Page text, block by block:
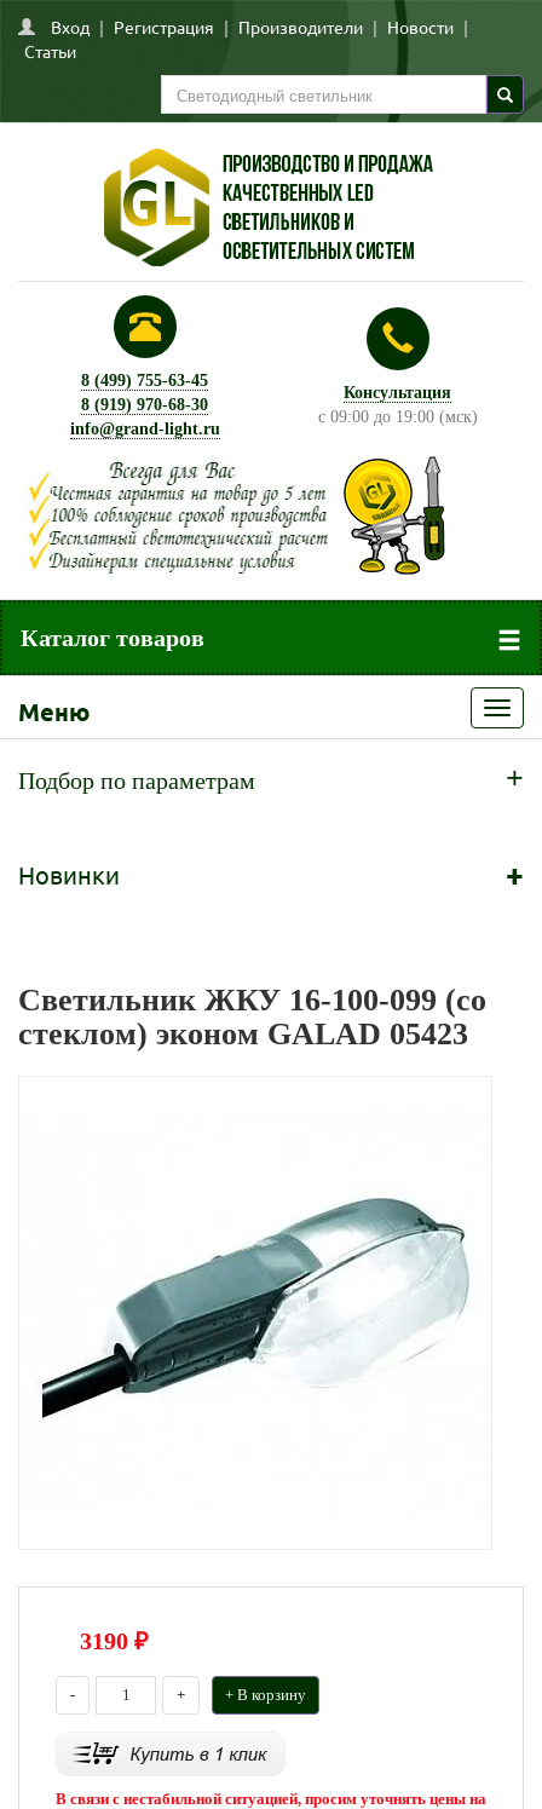
Вход | Регистрация | Производители | Новости |
Статьи
8 (499) 755-63-45
8 (919) 970-68-30
info@grand-light.ru
Консультация
с 09:00 до 19:00 (мск)
Каталог товаров
Меню
Подбор по параметрам +
Новинки +
Светильник ЖКУ 16-100-099 (со
стеклом) эконом GALAD 05423
3190 ₽
- + + В корзину
В связи с нестабильной ситуацией, просим уточнять цены на